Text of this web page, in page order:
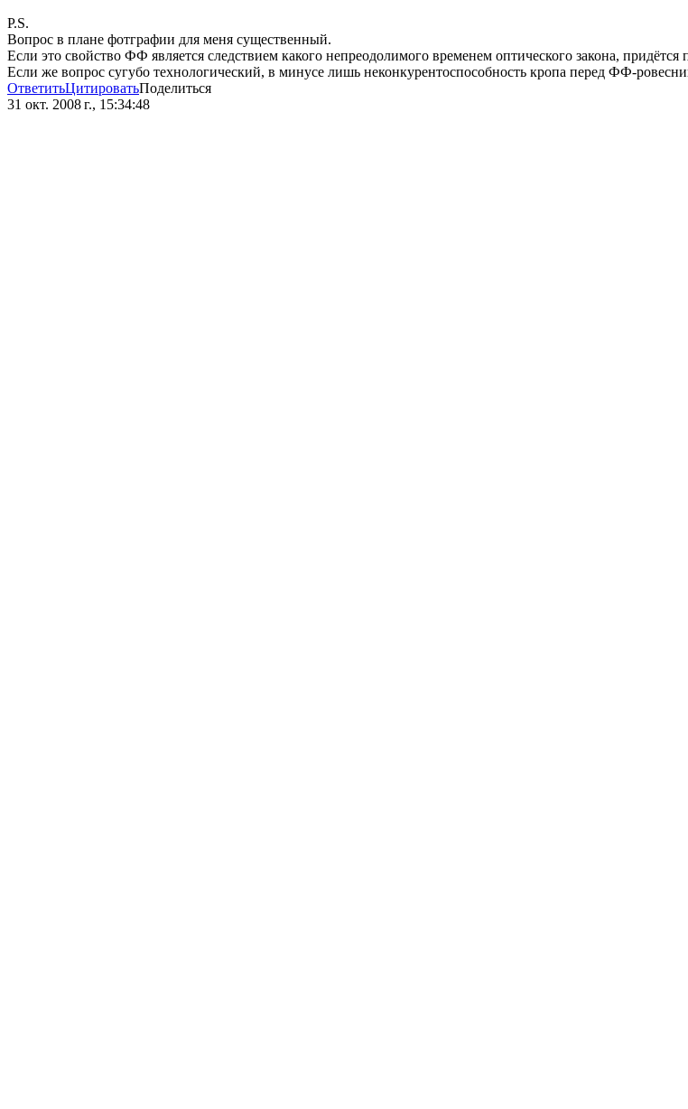
P.S.
Вопрос в плане фотграфии для меня существенный.
Если это свойство ФФ является следствием какого непреодолимого временем оптического закона,
Если же вопрос сугубо технологический, в минусе лишь неконкурентоспособность кропа перед ФФ-
ОтветитьЦитироватьПоделиться
31 окт. 2008 г., 15:34:48